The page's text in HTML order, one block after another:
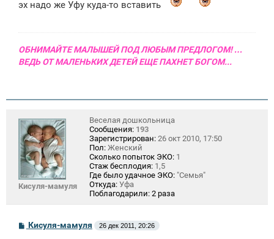
щ
эх надо же Уфу куда-то вставить
ОБНИМАЙТЕ МАЛЫШЕЙ ПОД ЛЮБЫМ ПРЕДЛОГОМ! …
ВЕДЬ ОТ МАЛЕНЬКИХ ДЕТЕЙ ЕЩЕ ПАХНЕТ БОГОМ...
Кисуля-мамуля
Веселая дошкольница
Сообщения: 193
Зарегистрирован: 26 окт 2010, 17:50
Пол: Женский
Сколько попыток ЭКО: 1
Стаж бесплодия: 1,5
Где было удачное ЭКО: "Семья"
Откуда: Уфа
Поблагодарили: 2 раза
СКисуля-мамуля 26 дек 2011, 20:26